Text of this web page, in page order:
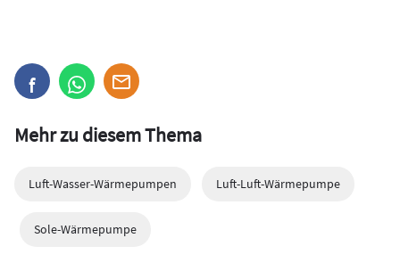
Mehr zu diesem Thema
Luft-Wasser-Wärmepumpen Luft-Luft-Wärmepumpe
Sole-Wärmepumpe